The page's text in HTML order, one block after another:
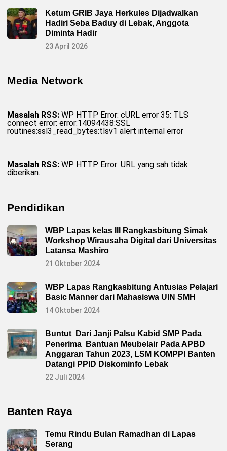
Ketum GRIB Jaya Herkules Dijadwalkan
Hadiri Seba Baduy di Lebak, Anggota
Diminta Hadir
23 April 2026
Media Network
Masalah RSS: WP HTTP Error: cURL error 35: TLS
connect error: error:14094438:SSL
routines:ssl3_read_bytes:tlsv1 alert internal error
Masalah RSS: WP HTTP Error: URL yang sah tidak
diberikan.
Pendidikan
WBP Lapas kelas III Rangkasbitung Simak
Workshop Wirausaha Digital dari Universitas
Latansa Mashiro
21 Oktober 2024
WBP Lapas Rangkasbitung Antusias Pelajari
Basic Manner dari Mahasiswa UIN SMH
14 Oktober 2024
Buntut Dari Janji Palsu Kabid SMP Pada
Penerima Bantuan Meubelair Pada APBD
Anggaran Tahun 2023, LSM KOMPPI Banten
Datangi PPID Diskominfo Lebak
22 Juli 2024
Banten Raya
Temu Rindu Bulan Ramadhan di Lapas
Serang